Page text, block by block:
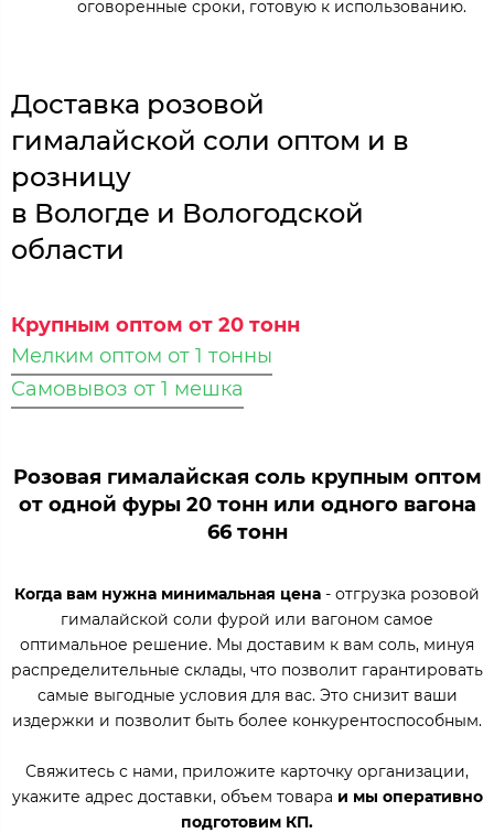
оговоренные сроки, готовую к использованию.
Доставка розовой
гималайской соли оптом и в
розницу
в Вологде и Вологодской
области
Крупным оптом от 20 тонн
Мелким оптом от 1 тонны
Самовывоз от 1 мешка
Розовая гималайская соль крупным оптом
от одной фуры 20 тонн или одного вагона
66 тонн
Когда вам нужна минимальная цена - отгрузка розовой
гималайской соли фурой или вагоном самое
оптимальное решение. Мы доставим к вам соль, минуя
распределительные склады, что позволит гарантировать
самые выгодные условия для вас. Это снизит ваши
издержки и позволит быть более конкурентоспособным.
Свяжитесь с нами, приложите карточку организации,
укажите адрес доставки, объем товара и мы оперативно
подготовим КП.